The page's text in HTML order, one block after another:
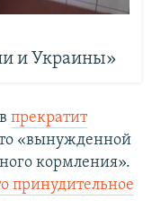
и Украины»
прекратит
«вынужденной
кормления».
принудительное